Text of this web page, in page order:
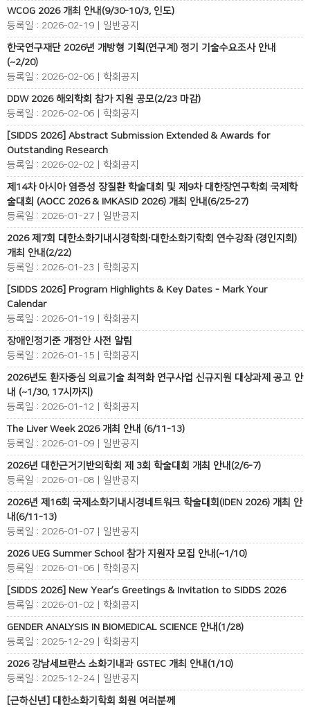
WCOG 2026 개최 안내(9/30-10/3, 인도)
등록일 : 2026-02-19 | 일반공지
한국연구재단 2026년 개방형 기획(연구계) 정기 기술수요조사 안내
(~2/20)
등록일 : 2026-02-06 | 학회공지
DDW 2026 해외학회 참가 지원 공모(2/23 마감)
등록일 : 2026-02-06 | 학회공지
[SIDDS 2026] Abstract Submission Extended & Awards for
Outstanding Research
등록일 : 2026-02-02 | 학회공지
제14차 아시아 염증성 장질환 학술대회 및 제9차 대한장연구학회 국제학
술대회 (AOCC 2026 & IMKASID 2026) 개최 안내(6/25-27)
등록일 : 2026-01-27 | 일반공지
2026 제7회 대한소화기내시경학회∙대한소화기학회 연수강좌 (경인지회)
개최 안내(2/22)
등록일 : 2026-01-23 | 학회공지
[SIDDS 2026] Program Highlights & Key Dates - Mark Your
Calendar
등록일 : 2026-01-19 | 학회공지
장애인정기준 개정안 사전 알림
등록일 : 2026-01-15 | 학회공지
2026년도 환자중심 의료기술 최적화 연구사업 신규지원 대상과제 공고 안
내 (~1/30, 17시까지)
등록일 : 2026-01-12 | 학회공지
The Liver Week 2026 개최 안내 (6/11-13)
등록일 : 2026-01-09 | 일반공지
2026년 대한근거기반의학회 제 3회 학술대회 개최 안내(2/6-7)
등록일 : 2026-01-08 | 일반공지
2026년 제16회 국제소화기내시경네트워크 학술대회(IDEN 2026) 개최 안
내(6/11-13)
등록일 : 2026-01-07 | 일반공지
2026 UEG Summer School 참가 지원자 모집 안내(~1/10)
등록일 : 2026-01-06 | 학회공지
[SIDDS 2026] New Year’s Greetings & Invitation to SIDDS 2026
등록일 : 2026-01-02 | 학회공지
GENDER ANALYSIS IN BIOMEDICAL SCIENCE 안내(1/28)
등록일 : 2025-12-29 | 학회공지
2026 강남세브란스 소화기내과 GSTEC 개최 안내(1/10)
등록일 : 2025-12-24 | 일반공지
[근하신년] 대한소화기학회 회원 여러분께